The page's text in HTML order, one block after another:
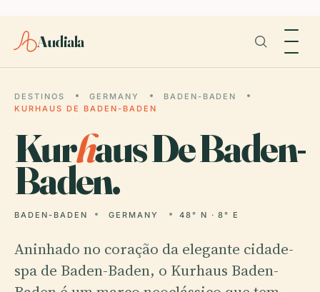
Audiala
DESTINOS GERMANY
BADEN-BADEN
KURHAUS DE BADEN-BADEN
Kurhaus De Baden-
Baden.
BADEN-BADEN GERMANY 48° N · 8° E
Aninhado no coração da elegante cidade-
spa de Baden-Baden, o Kurhaus Baden-